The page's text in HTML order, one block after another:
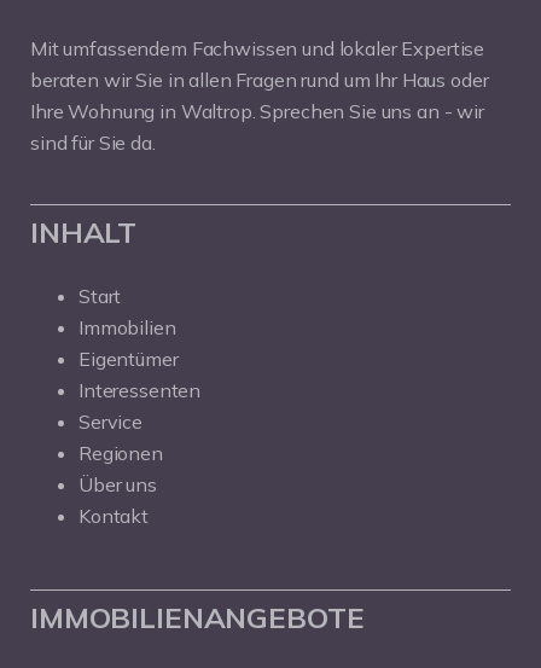
Mit umfassendem Fachwissen und lokaler Expertise
beraten wir Sie in allen Fragen rund um Ihr Haus oder
Ihre Wohnung in Waltrop. Sprechen Sie uns an - wir
sind für Sie da.
INHALT
Start
Immobilien
Eigentümer
Interessenten
Service
Regionen
Über uns
Kontakt
IMMOBILIENANGEBOTE